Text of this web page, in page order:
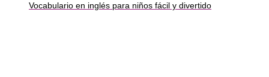
Vocabulario en inglés para niños fácil y divertido